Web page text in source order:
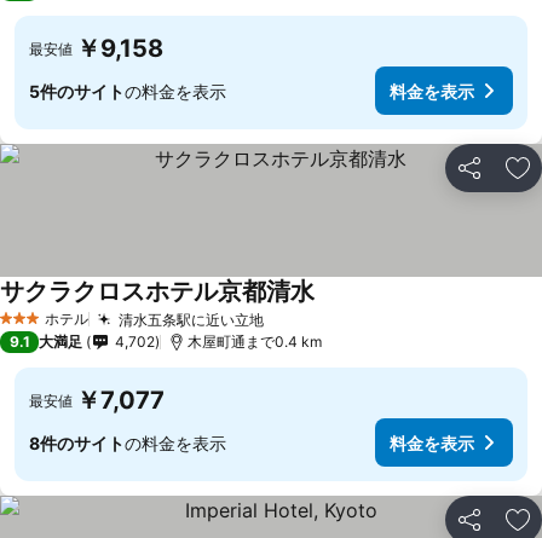
最安値 ￥9,158
5件のサイトの料金を表示 料金を表示
シェア お
3 ホテルのランク
ホテル 清水五条駅に近い立地
サクラクロスホテル京都清水
9.1 大満足 4,702 木屋町通まで0.4 km
最安値 ￥7,077
8件のサイトの料金を表示 料金を表示
シェア お